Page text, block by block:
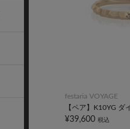
festaria VOYAGE
【ペア】K10YG ダ
¥39,600 税込